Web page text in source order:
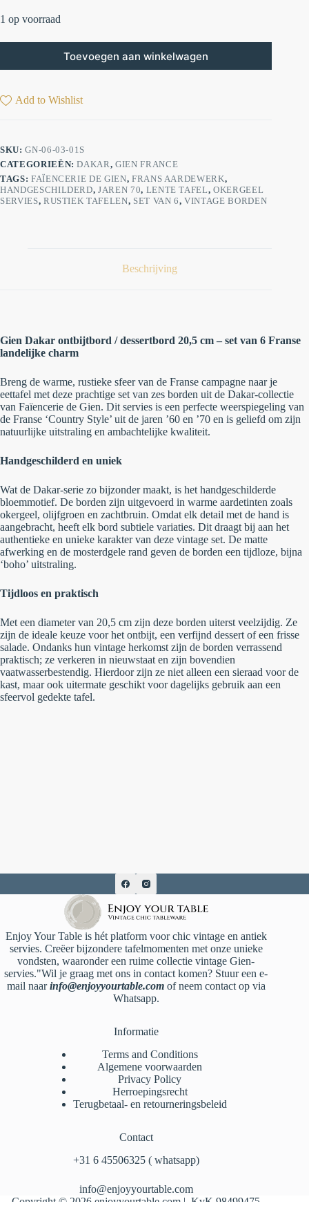
1 op voorraad
Toevoegen aan winkelwagen
Add to Wishlist
SKU:GN-06-03-01S
CATEGORIEËN:DAKAR,GIEN FRANCE
TAGS: FAÏENCERIE DE GIEN, FRANS AARDEWERK,
HANDGESCHILDERD,JAREN 70, LENTE TAFEL,OKERGEEL
SERVIES, RUSTIEK TAFELEN, SET VAN 6,VINTAGE BORDEN
Beschrijving
Gien Dakar ontbijtbord / dessertbord 20,5 cm – set van 6 Franse
landelijke charm
Breng de warme, rustieke sfeer van de Franse campagne naar je
eettafel met deze prachtige set van zes borden uit de Dakar-collectie
van Faïencerie de Gien. Dit servies is een perfecte weerspiegeling van
de Franse ‘Country Style’ uit de jaren ’60 en ’70 en is geliefd om zijn
natuurlijke uitstraling en ambachtelijke kwaliteit.
Handgeschilderd en uniek
Wat de Dakar-serie zo bijzonder maakt, is het handgeschilderde
bloemmotief. De borden zijn uitgevoerd in warme aardetinten zoals
okergeel, olijfgroen en zachtbruin. Omdat elk detail met de hand is
aangebracht, heeft elk bord subtiele variaties. Dit draagt bij aan het
authentieke en unieke karakter van deze vintage set. De matte
afwerking en de mosterdgele rand geven de borden een tijdloze, bijna
‘boho’ uitstraling.
Tijdloos en praktisch
Met een diameter van 20,5 cm zijn deze borden uiterst veelzijdig. Ze
zijn de ideale keuze voor het ontbijt, een verfijnd dessert of een frisse
salade. Ondanks hun vintage herkomst zijn de borden verrassend
praktisch; ze verkeren in nieuwstaat en zijn bovendien
vaatwasserbestendig. Hierdoor zijn ze niet alleen een sieraad voor de
kast, maar ook uitermate geschikt voor dagelijks gebruik aan een
sfeervol gedekte tafel.
Enjoy Your Table is hét platform voor chic vintage en antiek
servies. Creëer bijzondere tafelmomenten met onze unieke
vondsten, waaronder een ruime collectie vintage Gien-
servies."Wil je graag met ons in contact komen? Stuur een e-
mail naarinfo@enjoyyourtable.comof neem contact op via
Whatsapp.
Informatie
Terms and Conditions
Algemene voorwaarden
Privacy Policy
Herroepingsrecht
Terugbetaal- en retourneringsbeleid
Contact
‪+31 6 45506325‬ ( whatsapp)
info@enjoyyourtable.com
Copyright © 2026 enjoyyourtable.com | KvK 98499475